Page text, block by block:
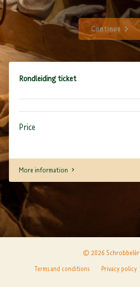
Continue
Rondleiding ticket
Price
More information
© 2026 Schrobbelèr
Terms and conditions Privacy policy